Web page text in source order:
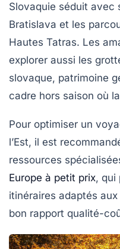
Slovaquie séduit avec
Bratislava et les
Hautes Tatras. Les
explorer aussi les
slovaque, patrimoine
cadre hors saison où
Pour optimiser un
l’Est, il est
ressources
Europe à petit prix, qui
itinéraires adaptés
bon rapport qualité-